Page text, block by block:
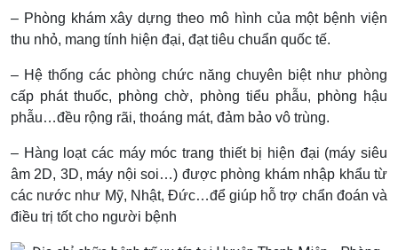
– Phòng khám xây dựng theo mô hình của một bệnh viện
thu nhỏ, mang tính hiện đại, đạt tiêu chuẩn quốc tế.
– Hệ thống các phòng chức năng chuyên biệt như phòng
cấp phát thuốc, phòng chờ, phòng tiểu phẫu, phòng hậu
phẫu…đều rộng rãi, thoáng mát, đảm bảo vô trùng.
– Hàng loạt các máy móc trang thiết bị hiện đại (máy siêu
âm 2D, 3D, máy nội soi…) được phòng khám nhập khẩu từ
các nước như Mỹ, Nhật, Đức…để giúp hỗ trợ chẩn đoán và
điều trị tốt cho người bệnh